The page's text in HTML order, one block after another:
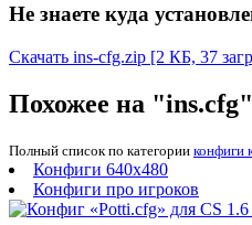
Не знаете куда
Скачать ins-cfg.zip [2 КБ, 37
Похожее на "ins.cfg"
Полный список по категории конфиги
Конфиги 640x480
Конфиги про игроков